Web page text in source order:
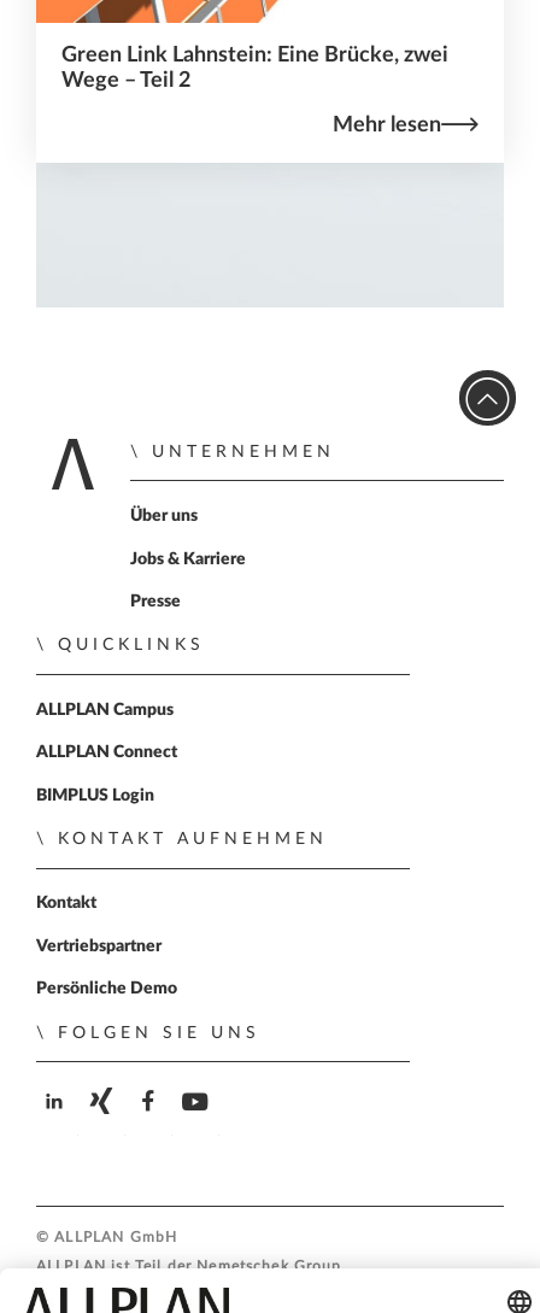
Green Link Lahnstein: Eine Brücke, zwei
Wege – Teil 2
Mehr lesen
Home
UNTERNEHMEN
Über uns
Jobs & Karriere
Presse
QUICKLINKS
ALLPLAN Campus
ALLPLAN Connect
BIMPLUS Login
KONTAKT AUFNEHMEN
Kontakt
Vertriebspartner
Persönliche Demo
FOLGEN SIE UNS
© ALLPLAN GmbH
ALLPLAN ist Teil der Nemetschek Group